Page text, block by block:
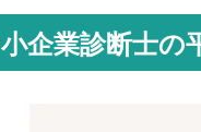
企業診断士の